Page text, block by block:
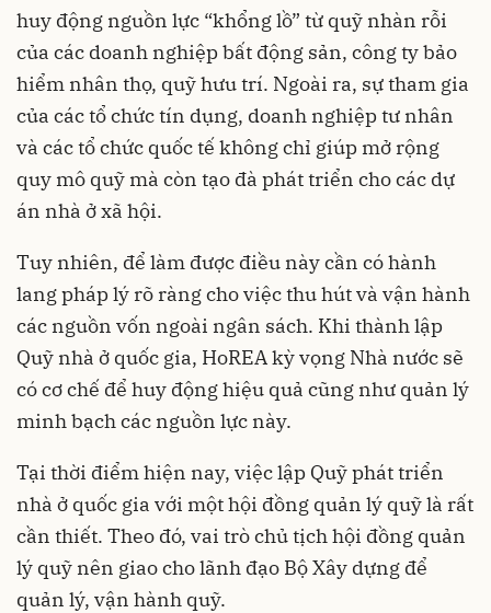
huy động nguồn lực “khổng lồ” từ quỹ nhàn rỗi
của các doanh nghiệp bất động sản, công ty bảo
hiểm nhân thọ, quỹ hưu trí. Ngoài ra, sự tham gia
của các tổ chức tín dụng, doanh nghiệp tư nhân
và các tổ chức quốc tế không chỉ giúp mở rộng
quy mô quỹ mà còn tạo đà phát triển cho các dự
án nhà ở xã hội.
Tuy nhiên, để làm được điều này cần có hành
lang pháp lý rõ ràng cho việc thu hút và vận hành
các nguồn vốn ngoài ngân sách. Khi thành lập
Quỹ nhà ở quốc gia, HoREA kỳ vọng Nhà nước sẽ
có cơ chế để huy động hiệu quả cũng như quản lý
minh bạch các nguồn lực này.
Tại thời điểm hiện nay, việc lập Quỹ phát triển
nhà ở quốc gia với một hội đồng quản lý quỹ là rất
cần thiết. Theo đó, vai trò chủ tịch hội đồng quản
lý quỹ nên giao cho lãnh đạo Bộ Xây dựng để
quản lý, vận hành quỹ.